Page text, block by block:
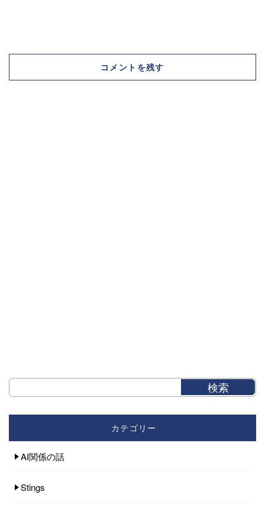
コメントを残す
カテゴリー
AI関係の話
Stings